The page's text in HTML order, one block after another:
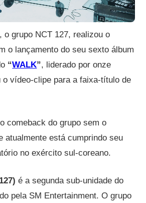
o grupo NCT 127, realizou o
o lançamento do seu sexto álbum
“WALK”, liderado por onze
o vídeo-clipe para a faixa-título de
comeback do grupo sem o
atualmente está cumprindo seu
no exército sul-coreano.
é a segunda sub-unidade do
pela SM Entertainment. O grupo